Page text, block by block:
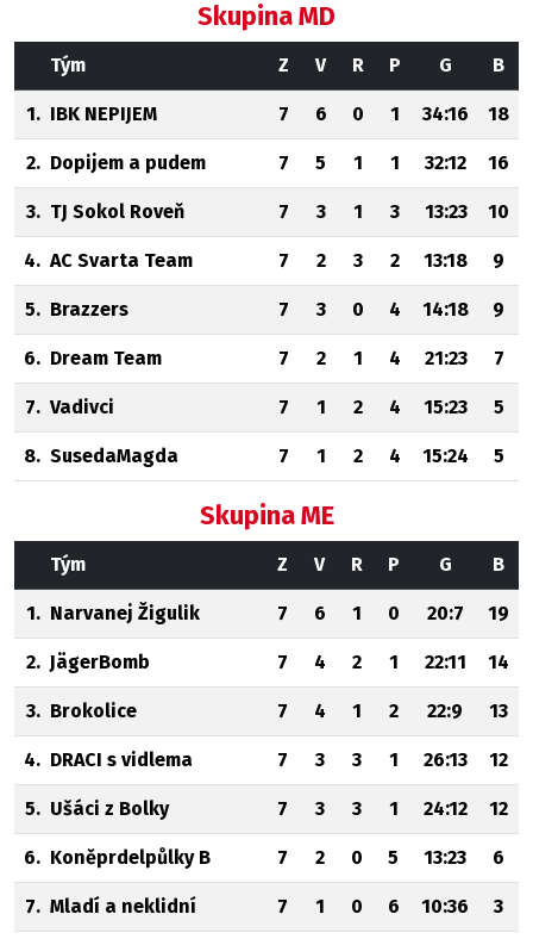
Skupina MD
Tým Z V R P G B
1. IBK NEPIJEM 7 6 0 1 34:16 18
2. Dopijem a pudem 7 5 1 1 32:12 16
3. TJ Sokol Roveň 7 3 1 3 13:23 10
4. AC Svarta Team 7 2 3 2 13:18 9
5. Brazzers 7 3 0 4 14:18 9
6. Dream Team 7 2 1 4 21:23 7
7. Vadivci 7 1 2 4 15:23 5
8. SusedaMagda 7 1 2 4 15:24 5
Skupina ME
Tým Z V R P G B
1. Narvanej Žigulik 7 6 1 0 20:7 19
2. JägerBomb 7 4 2 1 22:11 14
3. Brokolice 7 4 1 2 22:9 13
4. DRACI s vidlema 7 3 3 1 26:13 12
5. Ušáci z Bolky 7 3 3 1 24:12 12
6. Koněprdelpůlky B 7 2 0 5 13:23 6
7. Mladí a neklidní 7 1 0 6 10:36 3